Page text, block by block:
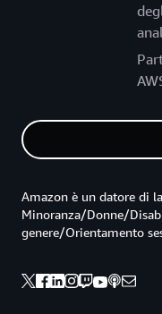
Amazon è un datore di
Minoranza/Donne/
genere/Orientamento